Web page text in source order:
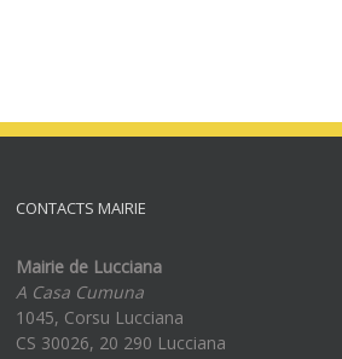
CONTACTS MAIRIE
Mairie de Lucciana
A Casa Cumuna
1045, Corsu Lucciana
CS 30026, 20 290 Lucciana